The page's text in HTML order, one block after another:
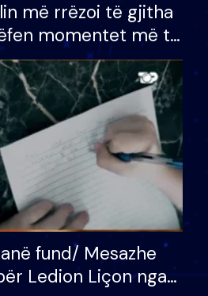
më rrëzoi të gjitha
momentet më të
e BB VIP: Do më
mëngjesit kur…
fund/ Mesazhe
Ledion Liçon nga